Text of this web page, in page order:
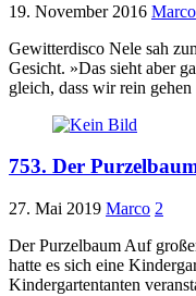
19. November 2016 Marco
Gewitterdisco Nele sah
Gesicht. »Das sieht aber
gleich, dass wir rein gehen
753. Der
27. Mai 2019 Marco 2
Der Purzelbaum Auf
hatte es sich eine
Kindergartentanten